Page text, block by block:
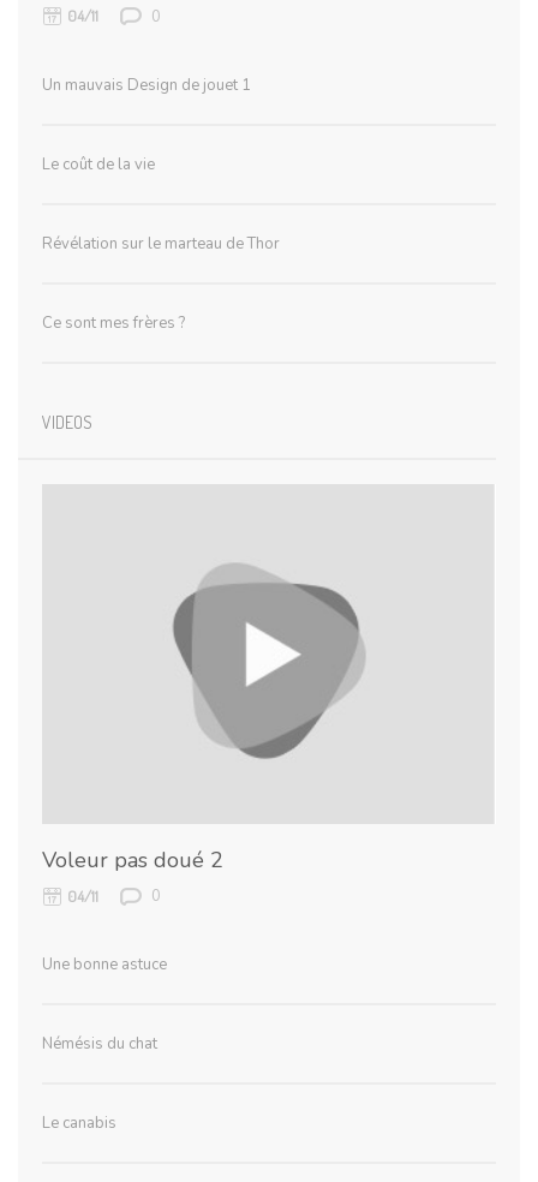
04/11 0
Un mauvais Design de jouet 1
Le coût de la vie
Révélation sur le marteau de Thor
Ce sont mes frères ?
VIDEOS
Voleur pas doué 2
04/11 0
Une bonne astuce
Némésis du chat
Le canabis